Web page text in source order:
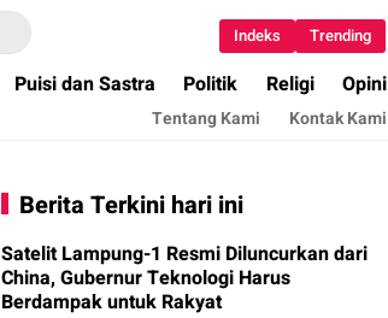
Indeks Trending
Puisi dan Sastra Politik Religi Opini
Tentang Kami Kontak Kami
Berita Terkini hari ini
Satelit Lampung-1 Resmi Diluncurkan dari
China, Gubernur Teknologi Harus
Berdampak untuk Rakyat